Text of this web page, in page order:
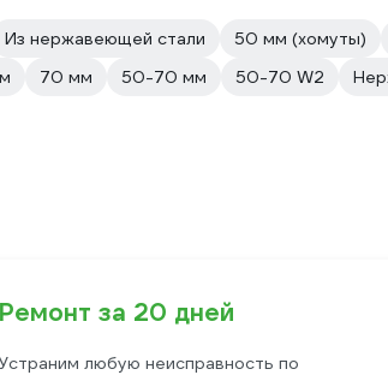
Из нержавеющей стали 50 мм (хомуты)
70 мм 50-70 мм 50-70 W2
Ремонт за 20 дней
любую неисправность по